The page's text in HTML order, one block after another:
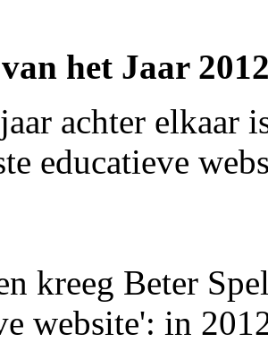
het Jaar
achter elkaar
educatieve
kreeg Beter
website': in